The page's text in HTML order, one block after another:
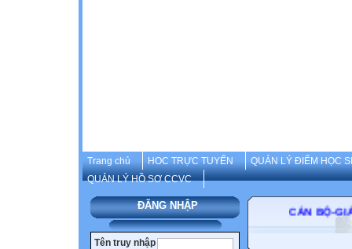
Trang chủ HOC TRỰC TUYẾN
QUẢN LÝ ĐIỂM HỌC
QUẢN LÝ HỒ SƠ CCVC
ĐĂNG NHẬP
Tên truy nhập
CÁN BỘ-GIÁO